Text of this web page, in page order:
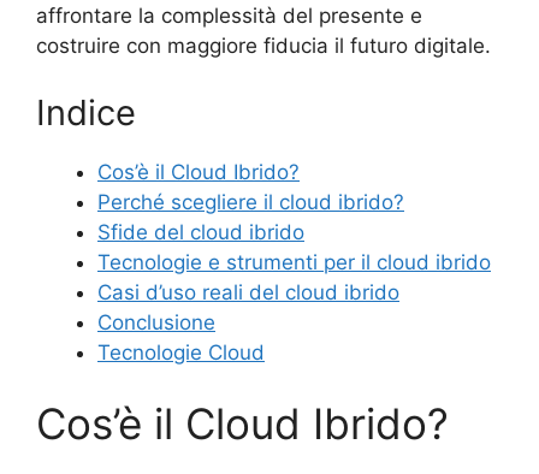
affrontare la complessità del presente e
costruire con maggiore fiducia il futuro digitale.
Indice
Cos’è il Cloud Ibrido?
Perché scegliere il cloud ibrido?
Sfide del cloud ibrido
Tecnologie e strumenti per il cloud ibrido
Casi d’uso reali del cloud ibrido
Conclusione
Tecnologie Cloud
Cos’è il Cloud Ibrido?